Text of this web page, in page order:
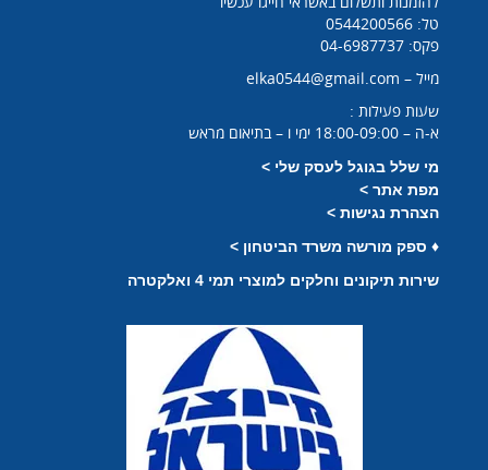
טל: 0544200566
פקס: 04-6987737
מייל – elka0544@gmail.com
שעות פעילות :
א-ה – 18:00-09:00 ימי ו – בתיאום מראש
מי שלל בגוגל לעסק שלי >
מפת אתר >
הצהרת נגישות >
♦ ספק מורשה משרד הביטחון >
שירות תיקונים וחלקים למוצרי תמי 4 ואלקטרה